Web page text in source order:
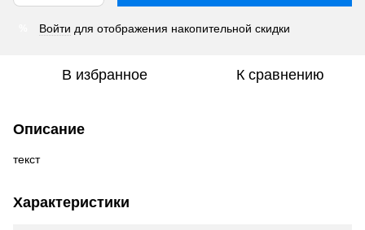
Войти для отображения накопительной скидки
В избранное К сравнению
Описание
текст
Характеристики